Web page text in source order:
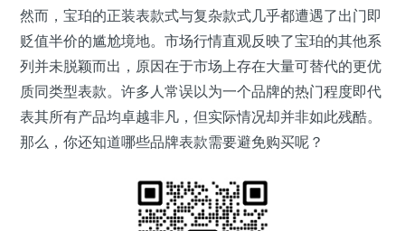
然而，宝珀的正装表款式与复杂款式几乎都遭遇了出门即
贬值半价的尴尬境地。市场行情直观反映了宝珀的其他系
列并未脱颖而出，原因在于市场上存在大量可替代的更优
质同类型表款。许多人常误以为一个品牌的热门程度即代
表其所有产品均卓越非凡，但实际情况却并非如此残酷。
那么，你还知道哪些品牌表款需要避免购买呢？